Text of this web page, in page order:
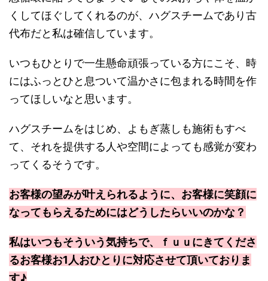
くしてほぐしてくれるのが、ハグスチームであり古
代布だと私は確信しています。
いつもひとりで一生懸命頑張っている方にこそ、時
にはふっとひと息ついて温かさに包まれる時間を作
ってほしいなと思います。
ハグスチームをはじめ、よもぎ蒸しも施術もすべ
て、それを提供する人や空間によっても感覚が変わ
ってくるそうです。
お客様の望みが叶えられるように、お客様に笑顔に
なってもらえるためにはどうしたらいいのかな？
私はいつもそういう気持ちで、ｆｕｕにきてくださ
るお客様お1人おひとりに対応させて頂いておりま
す♪